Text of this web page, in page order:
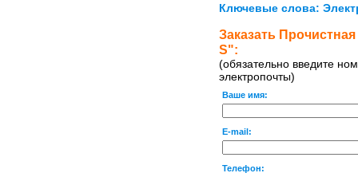
Ключевые слова:
Заказать
S":
(обязательно введите
электропочты)
Ваше имя:
E-mail:
Телефон: